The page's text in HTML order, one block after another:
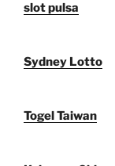
slot pulsa
Sydney Lotto
Togel Taiwan